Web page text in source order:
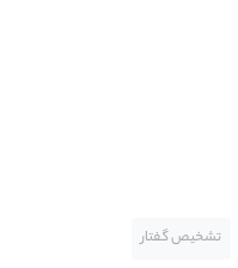
تشخیص گفتار